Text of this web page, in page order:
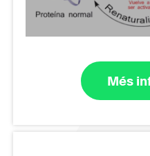
Més